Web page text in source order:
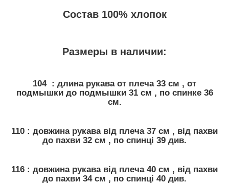
Состав 100% хлопок
Размеры в наличии:
104 : длина рукава от плеча 33 см , от
подмышки до подмышки 31 см , по спинке 36
см.
110 : довжина рукава від плеча 37 см , від пахви
до пахви 32 см , по спинці 39 див.
116 : довжина рукава від плеча 40 см , від пахви
до пахви 34 см , по спинці 40 див.